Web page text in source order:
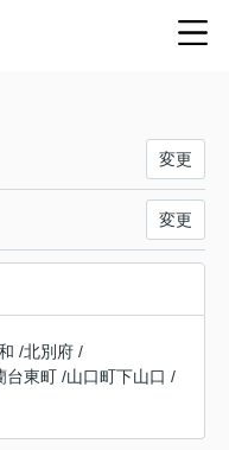
変更
変更
/北別府 /
台東町 /山口町下山口 /